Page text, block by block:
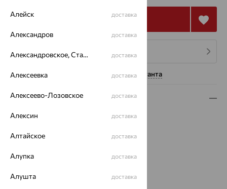
Купить
4 платежа по 36 379
Нужна помощь консультанта
Описание
Вид изделия:
Металл:Золото
Цвет металла:
Страна происхождения:
РОССИЯ
Алейск доставка
Александров доставка
Александровское, Ставропольский край доставка
Алексеевка доставка
Алексеево-Лозовское доставка
Алексин доставка
Алтайское доставка
Алупка доставка
Алушта доставка